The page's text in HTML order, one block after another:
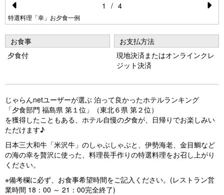
Pr
e
vi
o
特選料理「幸」お夕食一例
e
xt
1 / 4
お食事
夕食付
お支払方法
現地決済またはオンラインクレ
ジット決済
じゃらんnetユーザーが選ぶ 泊って良かったホテルランキング
「夕食部門 福島県 第１位」（東北６県 第２位）
を獲得したこともある、ホテル自慢の夕食が、日帰りでお楽しみい
ただけます♪
日本三大和牛「米沢牛」のしゃぶしゃぶと、伊勢海老、金目鯛など
の海の幸を贅沢に使った、料理長手作りの特選料理をお召し上がり
ください。
※備考欄に必ず、お食事希望時間をご記入ください。(レストラン営
業時間 18：00 ～ 21：00完全終了)